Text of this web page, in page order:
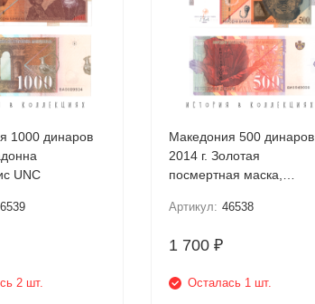
1000 динаров
UNC
2 шт.
Македония 500 динаров
2014 г. Золотая
посмертная маска,
Артикул: 46538
1 700₽
Осталась 1 шт.